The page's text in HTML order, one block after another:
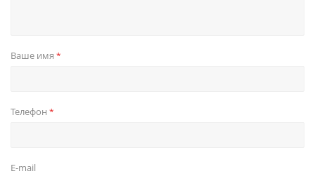
Ваше имя *
Телефон *
E-mail